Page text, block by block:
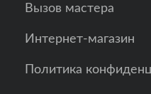
Вызов мастера
Интернет-магазин
Политика